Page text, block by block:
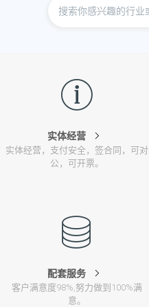
实体经营
实体经营，支付安全，签合同，可对
公，可开票。
配套服务
客户满意度98%,努力做到100%满
意。